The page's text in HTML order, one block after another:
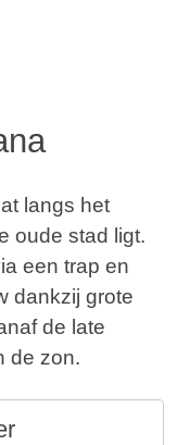
langs het
oude stad ligt.
een trap en
dankzij grote
de late
de zon.